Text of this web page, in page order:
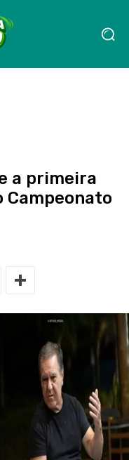
a primeira
Campeonato